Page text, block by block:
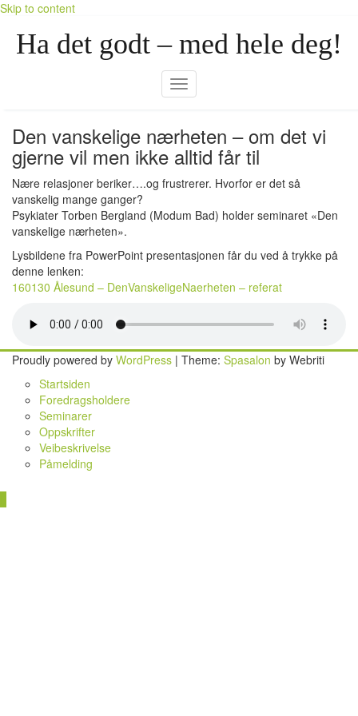
Skip to content
Ha det godt – med hele deg!
Toggle navigation
Den vanskelige nærheten – om det vi
gjerne vil men ikke alltid får til
Nære relasjoner beriker….og frustrerer. Hvorfor er det så
vanskelig mange ganger?
Psykiater Torben Bergland (Modum Bad) holder seminaret «Den
vanskelige nærheten».
Lysbildene fra PowerPoint presentasjonen får du ved å trykke på
denne lenken:
160130 Ålesund – DenVanskeligeNaerheten – referat
Proudly powered by WordPress | Theme: Spasalon by Webriti
Startsiden
Foredragsholdere
Seminarer
Oppskrifter
Veibeskrivelse
Påmelding